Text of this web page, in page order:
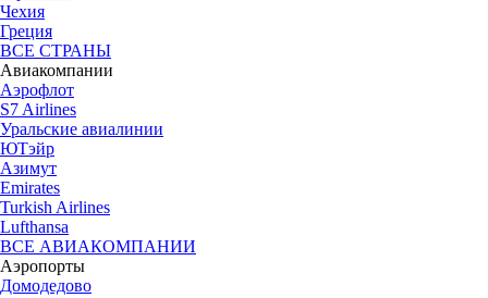
Чехия
Греция
ВСЕ СТРАНЫ
Авиакомпании
Аэрофлот
S7 Airlines
Уральские авиалинии
ЮТэйр
Азимут
Emirates
Turkish Airlines
Lufthansa
ВСЕ АВИАКОМПАНИИ
Аэропорты
Домодедово